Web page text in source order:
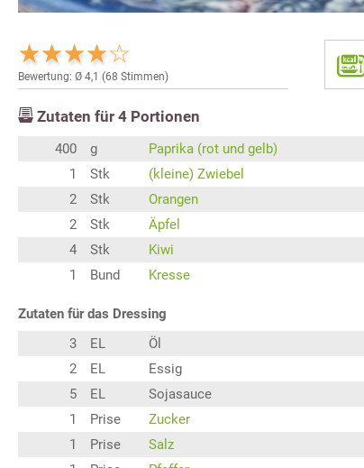
Bewertung: Ø 4,1 (68 Stimmen)
Zutaten für 4 Portionen
400 g
Paprika (rot und gelb)
1
Stk
(kleine) Zwiebel
2
Stk
Orangen
2
Stk
Äpfel
4
Stk
Kiwi
1
Bund Kresse
Zutaten für das Dressing
3
EL
Öl
2
EL
Essig
5
EL
Sojasauce
1
Prise
Zucker
1
Prise
Salz